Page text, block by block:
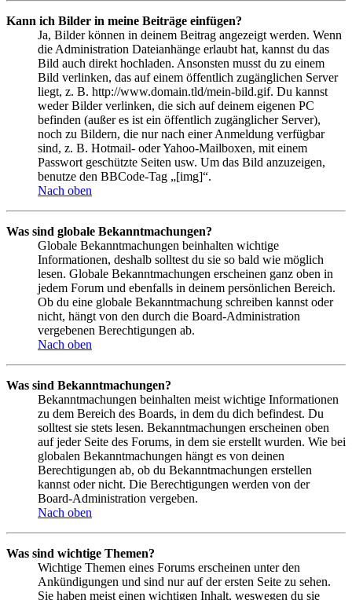
Kann ich Bilder in meine Beiträge einfügen?
Ja, Bilder können in deinem Beitrag angezeigt werden. Wenn
die Administration Dateianhänge erlaubt hat, kannst du das
Bild auch direkt hochladen. Ansonsten musst du zu einem
Bild verlinken, das auf einem öffentlich zugänglichen Server
liegt, z. B. http://www.domain.tld/mein-bild.gif. Du kannst
weder Bilder verlinken, die sich auf deinem eigenen PC
befinden (außer es ist ein öffentlich zugänglicher Server),
noch zu Bildern, die nur nach einer Anmeldung verfügbar
sind, z. B. Hotmail- oder Yahoo-Mailboxen, mit einem
Passwort geschützte Seiten usw. Um das Bild anzuzeigen,
benutze den BBCode-Tag „[img]“.
Nach oben
Was sind globale Bekanntmachungen?
Globale Bekanntmachungen beinhalten wichtige
Informationen, deshalb solltest du sie so bald wie möglich
lesen. Globale Bekanntmachungen erscheinen ganz oben in
jedem Forum und ebenfalls in deinem persönlichen Bereich.
Ob du eine globale Bekanntmachung schreiben kannst oder
nicht, hängt von den durch die Board-Administration
vergebenen Berechtigungen ab.
Nach oben
Was sind Bekanntmachungen?
Bekanntmachungen beinhalten meist wichtige Informationen
zu dem Bereich des Boards, in dem du dich befindest. Du
solltest sie stets lesen. Bekanntmachungen erscheinen oben
auf jeder Seite des Forums, in dem sie erstellt wurden. Wie bei
globalen Bekanntmachungen hängt es von deinen
Berechtigungen ab, ob du Bekanntmachungen erstellen
kannst oder nicht. Die Berechtigungen werden von der
Board-Administration vergeben.
Nach oben
Was sind wichtige Themen?
Wichtige Themen eines Forums erscheinen unter den
Ankündigungen und sind nur auf der ersten Seite zu sehen.
Sie haben meist einen wichtigen Inhalt, weswegen du sie